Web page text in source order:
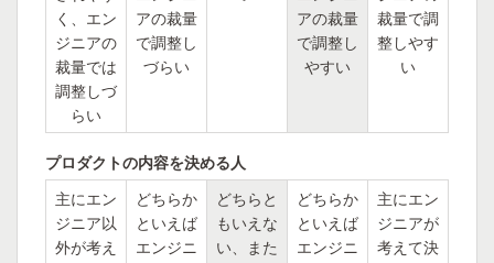
く、エン
ジニアの
裁量では
調整しづ
らい
アの裁量
で調整し
づらい
アの裁量
で調整し
やすい
裁量で調
整しやす
い
プロダクトの内容を決める人
主にエン
ジニア以
外が考え
どちらか
といえば
エンジニ
どちらと
もいえな
い、また
どちらか
といえば
エンジニ
主にエン
ジニアが
考えて決